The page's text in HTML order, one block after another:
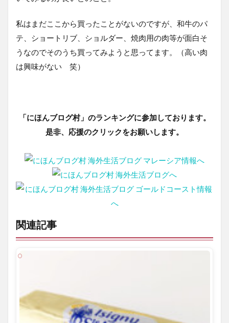
私はまだここから買ったことがないのですが、和牛のパ
テ、ショートリブ、ショルダー、焼肉用の肉等が面白そ
うなのでそのうち買ってみようと思ってます。（高い肉
は興味がない 笑）
「にほんブログ村」のランキングに参加しております。
是非、応援のクリックをお願いします。
関連記事